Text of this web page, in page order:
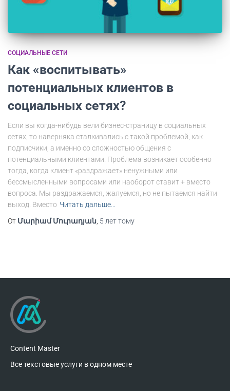
СОЦИАЛЬНЫЕ СЕТИ
Как «воспитывать»
потенциальных клиентов в
социальных сетях?
Если вы когда-нибудь вели бизнес-страницу в социальных
сетях, то наверняка сталкивались с такой проблемой, как
подписчики, а именно со сложностью общения с
потенциальными клиентами. Проблема возникает особенно
тогда, когда клиент «раздражает» ненужными или
бессмысленными вопросами или наоборот ставит + вместо
вопроса. Мы раздражаемся, жалуемся, но не пытаемся найти
выход. Вместо Читать дальше…
От Մարիամ Մուրադյան 5 леттому
Content Master
Все текстовые услуги в одном месте